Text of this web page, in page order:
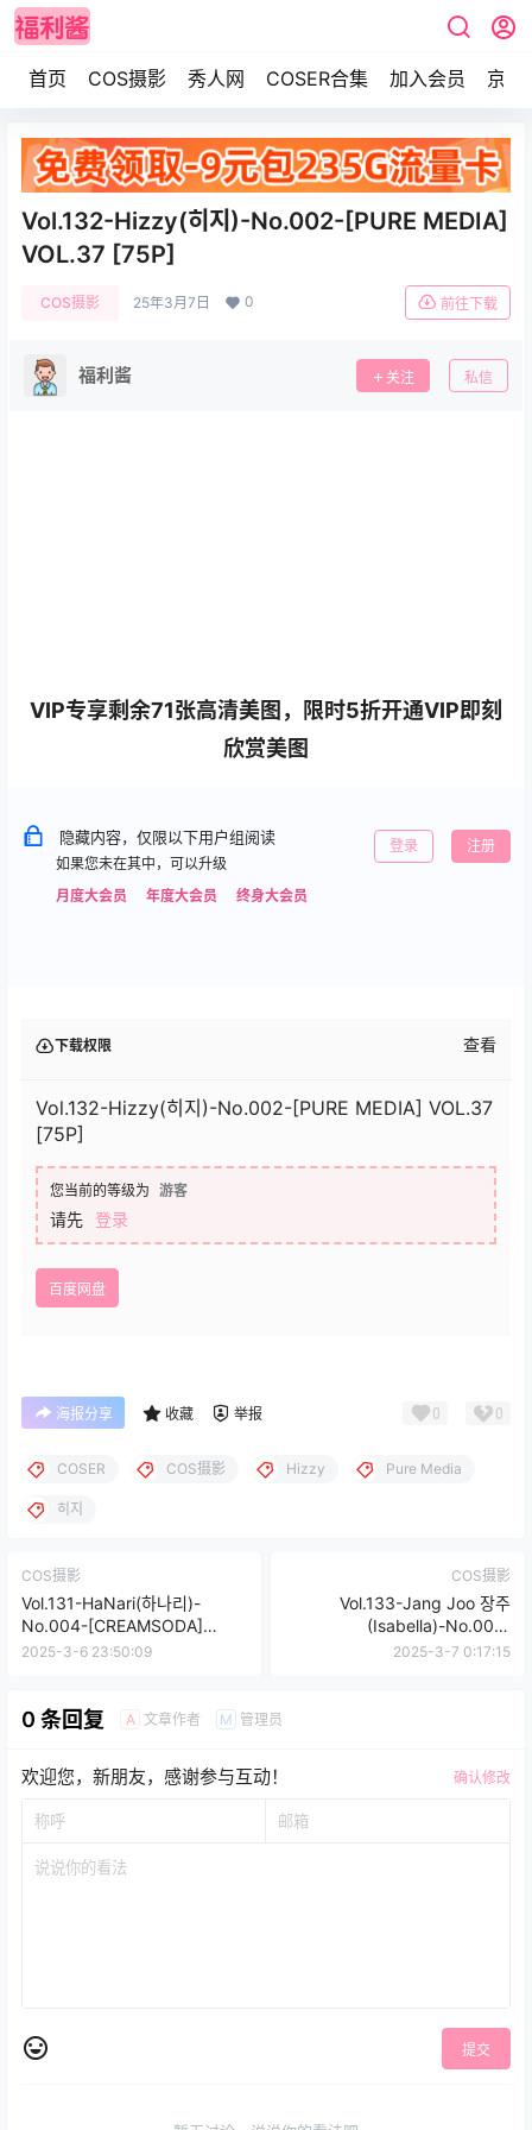
首页 COS摄影 秀人网 COSER合集 加入会员 京东
Vol.132-Hizzy(히지)-No.002-[PURE MEDIA]
VOL.37 [75P]
COS摄影 25年3月7日 0 前往下载
福利酱 关注 私信
VIP专享剩余71张高清美图，限时5折开通VIP即刻
欣赏美图
隐藏内容，仅限以下用户组阅读
如果您未在其中，可以升级
月度大会员
年度大会员 终身大会员
登录 注册
下载权限 查看
Vol.132-Hizzy(히지)-No.002-[PURE MEDIA] VOL.37
[75P]
您当前的等级为 游客
请先 登录
百度网盘
海报分享 收藏 举报 0 0
COSER COS摄影 Hizzy Pure Media
히지
COS摄影
Vol.131-HaNari(하나리)-
No.004-[CREAMSODA]
Afternoon Sunshine [84P]
2025-3-6 23:50:09
COS摄影
Vol.133-Jang Joo 장주
(Isabella)-No.002-
ARTGRAVIA_VOL154 [73P]
2025-3-7 0:17:15
0 条回复 A 文章作者 M 管理员
欢迎您，新朋友，感谢参与互动！ 确认修改
提交